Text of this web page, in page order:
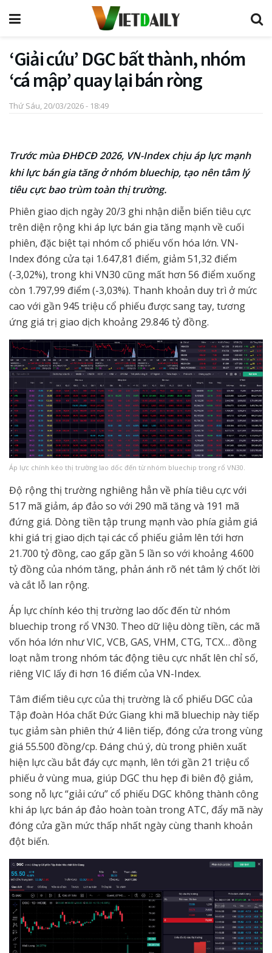
‘Giải cứu’ DGC bất thành, nhóm
‘cá mập’ quay lại bán ròng
Thứ Sáu, 20/03/2026 - 18:49
Trước mùa ĐHĐCĐ 2026, VN-Index chịu áp lực mạnh
khi lực bán gia tăng ở nhóm bluechip, tạo nên tâm lý
tiêu cực bao trùm toàn thị trường.
Phiên giao dịch ngày 20/3 ghi nhận diễn biến tiêu cực
trên diện rộng khi áp lực bán gia tăng mạnh về cuối
phiên, đặc biệt tại nhóm cổ phiếu vốn hóa lớn. VN-
Index đóng cửa tại 1.647,81 điểm, giảm 51,32 điểm
(-3,02%), trong khi VN30 cũng mất hơn 56 điểm xuống
còn 1.797,99 điểm (-3,03%). Thanh khoản duy trì ở mức
cao với gần 945 triệu cổ phiếu được sang tay, tương
ứng giá trị giao dịch khoảng 29.846 tỷ đồng.
Áp lực chính kéo thị trường lao dốc đến từ nhóm bluechip trong rổ VN30.
Độ rộng thị trường nghiêng hẳn về phía tiêu cực với
517 mã giảm, áp đảo so với 290 mã tăng và 191 mã
đứng giá. Dòng tiền tập trung mạnh vào phía giảm giá
khi giá trị giao dịch tại các cổ phiếu giảm lên tới hơn
21.700 tỷ đồng, cao gấp gần 5 lần so với khoảng 4.600
tỷ đồng của nhóm tăng, phản ánh rõ nét tâm lý chốt lời
và cắt lỗ lan rộng.
Áp lực chính kéo thị trường lao dốc đến từ nhóm
bluechip trong rổ VN30. Theo dữ liệu dòng tiền, các mã
vốn hóa lớn như VIC, VCB, GAS, VHM, CTG, TCX… đồng
loạt nằm trong nhóm tác động tiêu cực nhất lên chỉ số,
riêng VIC lấy đi hơn 16 điểm của VN-Index.
Tâm điểm tiêu cực của thị trường là cổ phiếu DGC của
Tập đoàn Hóa chất Đức Giang khi mã bluechip này tiếp
tục giảm sàn phiên thứ 4 liên tiếp, đóng cửa trong vùng
giá 55.500 đồng/cp. Đáng chú ý, dù trong phiên xuất
hiện lực cầu bắt đáy cực mạnh, lên tới gần 21 triệu cổ
phiếu ở vùng mua, giúp DGC thu hẹp đi biên độ giảm,
song nỗ lực “giải cứu” cổ phiếu DGC không thành công
khi áp lực bán áp đảo hoàn toàn trong ATC, đẩy mã này
đóng cửa gần mức thấp nhất ngày cùng thanh khoản
đột biến.